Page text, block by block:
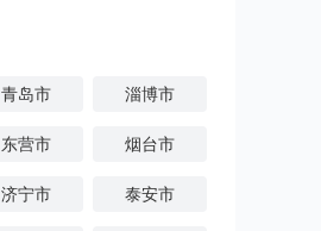
青岛市 淄博市
东营市 烟台市
济宁市 泰安市